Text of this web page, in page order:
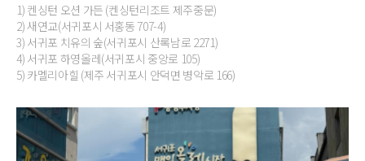
1) 켄싱턴 오션 가든 (켄싱턴리조트 제주중문)
2) 새연교(서귀포시 서홍동 707-4)
3) 서귀포 치유의 숲(서귀포시 산록남로 2271)
4) 서귀포 하영올레(서귀포시 중앙로 105)
5) 카멜리아힐 (제주 서귀포시 안덕면 병악로 166)